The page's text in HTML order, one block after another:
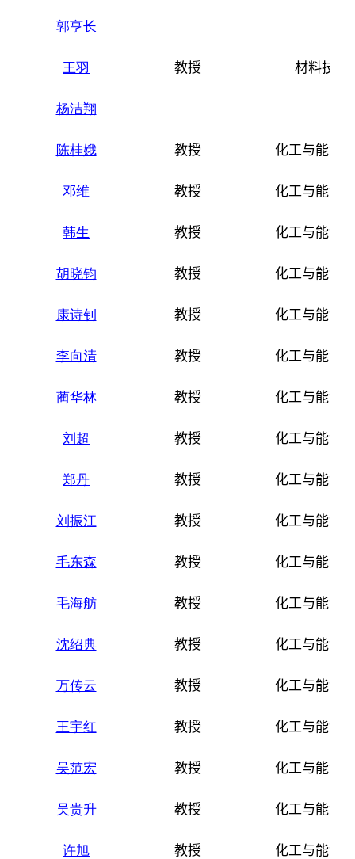
郭亨长
王羽 教授 材料技术
杨洁翔
陈桂娥 教授 化工与能源
邓维 教授 化工与能源
韩生 教授 化工与能源
胡晓钧 教授 化工与能源
康诗钊 教授 化工与能源
李向清 教授 化工与能源
蔺华林 教授 化工与能源
刘超 教授 化工与能源
郑丹 教授 化工与能源
刘振江 教授 化工与能源
毛东森 教授 化工与能源
毛海舫 教授 化工与能源
沈绍典 教授 化工与能源
万传云 教授 化工与能源
王宇红 教授 化工与能源
吴范宏 教授 化工与能源
吴贵升 教授 化工与能源
许旭 教授 化工与能源